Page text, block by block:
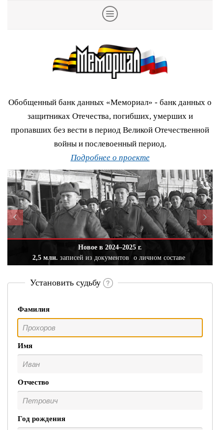
Обобщенный банк данных «Мемориал» - банк данных о
защитниках Отечества, погибших, умерших и
пропавших без вести в период Великой Отечественной
войны и послевоенный период.
Подробнее о проекте
Новое в 2024–2025 г.
2,5 млн. записей из документов о личном составе
Установить судьбу
Фамилия
Имя
Отчество
Год рождения